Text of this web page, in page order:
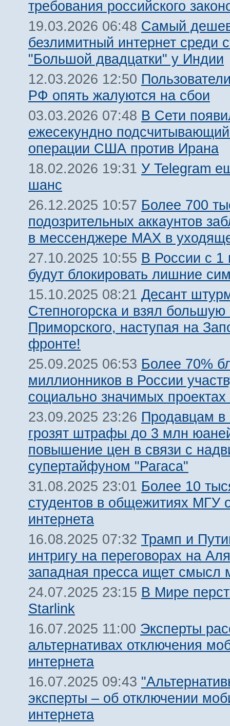
требования российского
19.03.2026 06:48 Самый
безлимитный интернет среди
"Большой двадцатки" у Индии
12.03.2026 12:50
РФ опять жалуются на сбои
03.03.2026 07:48 В Сети
ежесекундно
операции США против Ирана
18.02.2026 19:31 У Telegram
шанс
26.12.2025 10:57 Более 700
подозрительных аккаунтов
в мессенджере MAX в
27.10.2025 10:55 В России с 1
будут блокировать лишние
15.10.2025 08:21 Десант
Степногорска и взял большую
Приморского, наступая на
фронте!
25.09.2025 06:53 Более 70%
миллионников в России
социально значимых
23.09.2025 23:26 Продавцам в
грозят штрафы до 3 млн
повышение цен в связи с
супертайфуном "Рагаса"
31.08.2025 23:01 Более 10
студентов в общежитиях МГУ
интернета
16.08.2025 07:32 Трамп и
интригу на переговорах на
западная пресса ищет смысл
24.07.2025 23:15 В Мире
Starlink
16.07.2025 11:00 Эксперты
альтернативах отключения
интернета
16.07.2025 09:43
эксперты – об отключении
интернета